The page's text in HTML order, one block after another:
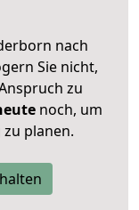
nach
Sie nicht,
zu
noch, um
zu planen.